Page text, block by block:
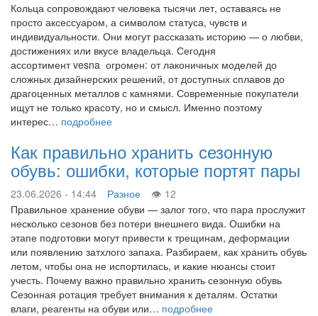
Кольца сопровождают человека тысячи лет, оставаясь не
просто аксессуаром, а символом статуса, чувств и
индивидуальности. Они могут рассказать историю — о любви,
достижениях или вкусе владельца. Сегодня
ассортимент vesna огромен: от лаконичных моделей до
сложных дизайнерских решений, от доступных сплавов до
драгоценных металлов с камнями. Современные покупатели
ищут не только красоту, но и смысл. Именно поэтому
интерес… подробнее
Как правильно хранить сезонную
обувь: ошибки, которые портят пары
23.06.2026 - 14:44 Разное
12
Правильное хранение обуви — залог того, что пара прослужит
несколько сезонов без потери внешнего вида. Ошибки на
этапе подготовки могут привести к трещинам, деформации
или появлению затхлого запаха. Разбираем, как хранить обувь
летом, чтобы она не испортилась, и какие нюансы стоит
учесть. Почему важно правильно хранить сезонную обувь
Сезонная ротация требует внимания к деталям. Остатки
влаги, реагенты на обуви или… подробнее